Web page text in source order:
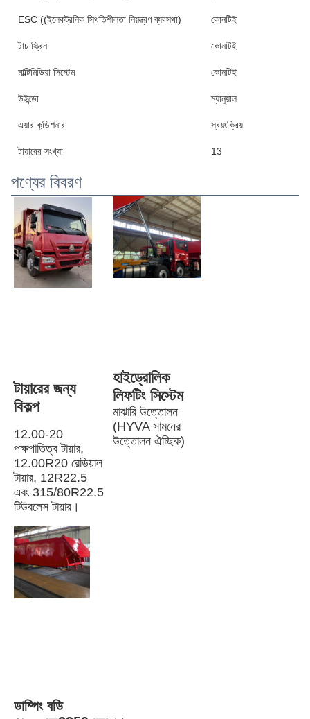
ESC ((ইলেকট্রনিক স্থিতিশীলতা নিয়ন্ত্রণ ব্যবস্থা) কোনটিই
টাচ স্ক্রিন কোনটিই
মাল্টিমিডিয়া সিস্টেম কোনটিই
উইন্ডো ম্যানুয়াল
এয়ার কন্ডিশনার স্বয়ংক্রিয়
টায়ারের সংখ্যা 13
পণ্যের বিবরণ
টায়ারের জন্য
বিকল্প
12.00-20
পক্ষপাতিত্ব টায়ার,
12.00R20 রেডিয়াল
টায়ার, 12R22.5
এবং 315/80R22.5
টিউবলেস টায়ার।
হাইড্রোলিক
লিফটিং সিস্টেম
মাঝারি উত্তোলন
(HYVA সামনের
উত্তোলন ঐচ্ছিক)
ডাম্পিং বডি